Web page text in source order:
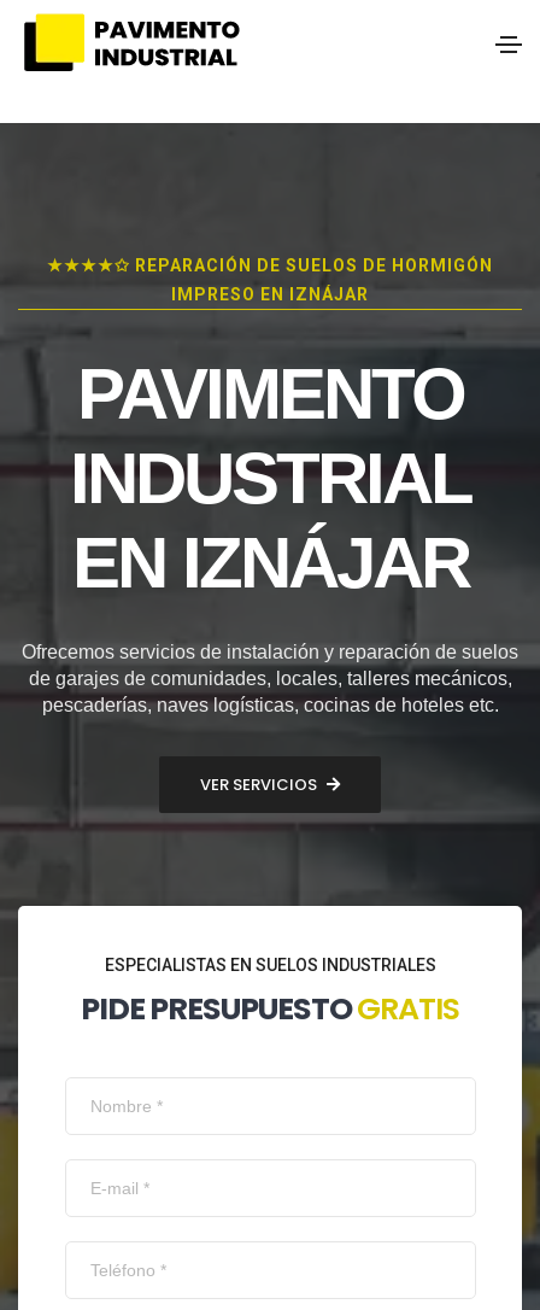
★★★★✩ REPARACIÓN DE SUELOS DE HORMIGÓN
IMPRESO EN IZNÁJAR
PAVIMENTO
INDUSTRIAL
EN IZNÁJAR
Ofrecemos servicios de instalación y reparación de suelos
de garajes de comunidades, locales, talleres mecánicos,
pescaderías, naves logísticas, cocinas de hoteles etc.
VER SERVICIOS
ESPECIALISTAS EN SUELOS INDUSTRIALES
PIDE PRESUPUESTOGRATIS